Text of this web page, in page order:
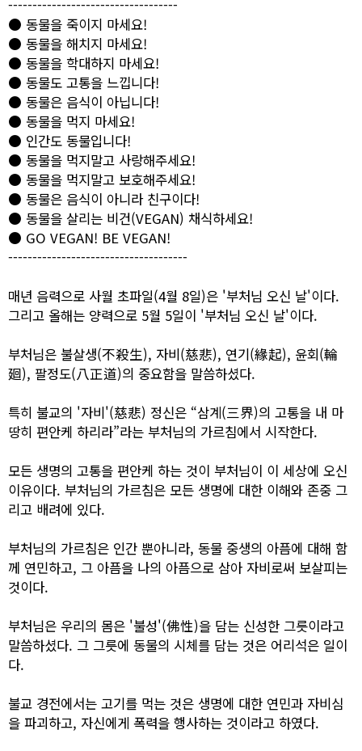
-----------------------------------
● 동물을 죽이지 마세요!
● 동물을 해치지 마세요!
● 동물을 학대하지 마세요!
● 동물도 고통을 느낍니다!
● 동물은 음식이 아닙니다!
● 동물을 먹지 마세요!
● 인간도 동물입니다!
● 동물을 먹지말고 사랑해주세요!
● 동물을 먹지말고 보호해주세요!
● 동물은 음식이 아니라 친구이다!
● 동물을 살리는 비건(VEGAN) 채식하세요!
● GO VEGAN! BE VEGAN!
-------------------------------------
매년 음력으로 사월 초파일(4월 8일)은 '부처님 오신 날'이다.
그리고 올해는 양력으로 5월 5일이 '부처님 오신 날'이다.
부처님은 불살생(不殺生), 자비(慈悲), 연기(緣起), 윤회(輪
廻), 팔정도(八正道)의 중요함을 말씀하셨다.
특히 불교의 '자비'(慈悲) 정신은 “삼계(三界)의 고통을 내 마
땅히 편안케 하리라”라는 부처님의 가르침에서 시작한다.
모든 생명의 고통을 편안케 하는 것이 부처님이 이 세상에 오신
이유이다. 부처님의 가르침은 모든 생명에 대한 이해와 존중 그
리고 배려에 있다.
부처님의 가르침은 인간 뿐아니라, 동물 중생의 아픔에 대해 함
께 연민하고, 그 아픔을 나의 아픔으로 삼아 자비로써 보살피는
것이다.
부처님은 우리의 몸은 '불성'(佛性)을 담는 신성한 그릇이라고
말씀하셨다. 그 그릇에 동물의 시체를 담는 것은 어리석은 일이
다.
불교 경전에서는 고기를 먹는 것은 생명에 대한 연민과 자비심
을 파괴하고, 자신에게 폭력을 행사하는 것이라고 하였다.